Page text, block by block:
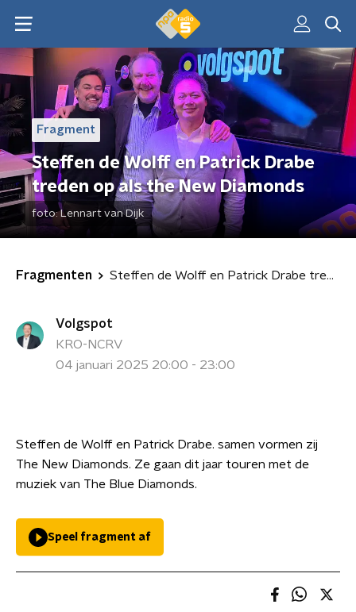
Fragment
Steffen de Wolff en Patrick Drabe
treden op als the New Diamonds
foto:Lennart van Dijk
Fragmenten Steffen de Wolff en Patrick Drabe treden op als the New Diamonds
Volgspot
KRO-NCRV
04 januari 2025 20:00 - 23:00
Steffen de Wolff en Patrick Drabe. samen vormen zij
The New Diamonds. Ze gaan dit jaar touren met de
muziek van The Blue Diamonds.
Speel fragment af